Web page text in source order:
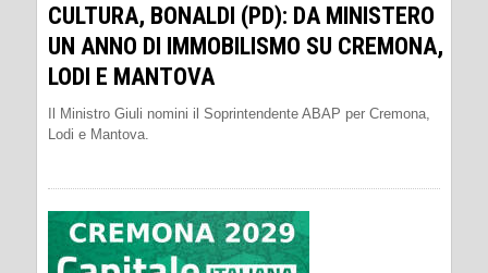
CULTURA, BONALDI (PD): DA MINISTERO
UN ANNO DI IMMOBILISMO SU CREMONA,
LODI E MANTOVA
Il Ministro Giuli nomini il Soprintendente ABAP per Cremona,
Lodi e Mantova.